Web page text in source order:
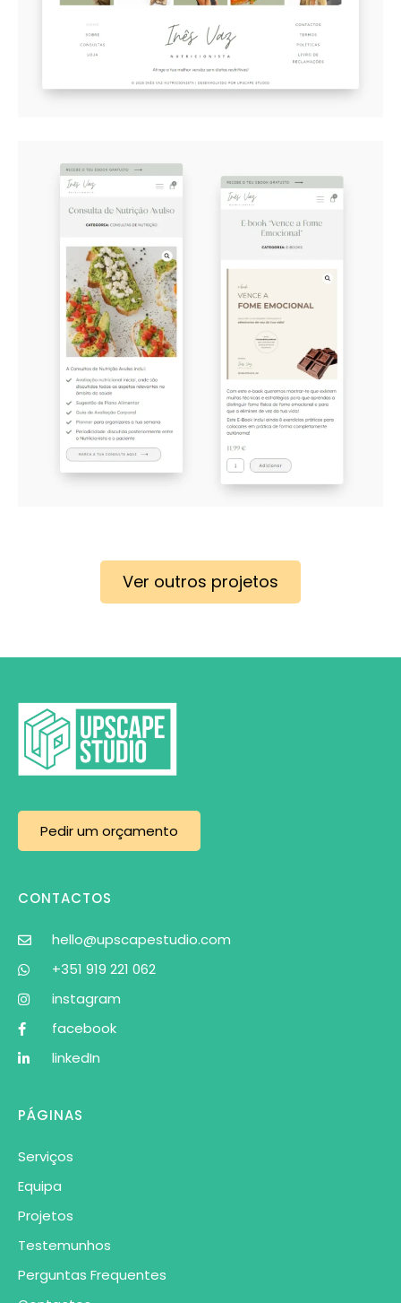
Ver outros projetos
Pedir um orçamento
CONTACTOS
hello@upscapestudio.com
+351 919 221 062
instagram
facebook
linkedIn
PÁGINAS
Serviços
Equipa
Projetos
Testemunhos
Perguntas Frequentes